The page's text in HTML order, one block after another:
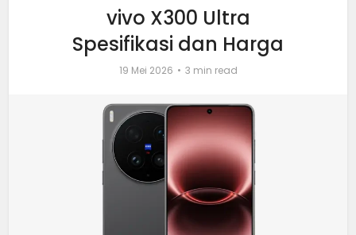
vivo X300 Ultra
Spesifikasi dan Harga
19 Mei 2026 3 min read